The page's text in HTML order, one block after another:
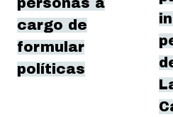
personas a
cargo de
formular
políticas